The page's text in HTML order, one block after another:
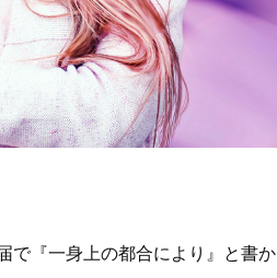
で『一身上の都合により』と書か